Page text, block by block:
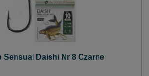
Sensual Daishi Nr 8 Czarne